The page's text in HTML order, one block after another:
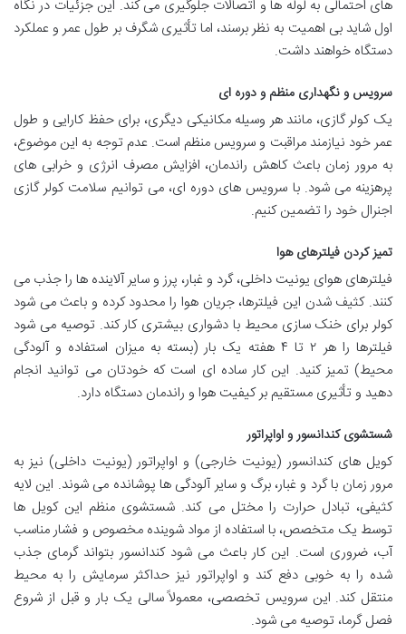
های احتمالی به لوله ها و اتصالات جلوگیری می کند. این جزئیات در نگاه
اول شاید بی اهمیت به نظر برسند، اما تأثیری شگرف بر طول عمر و عملکرد
دستگاه خواهند داشت.
سرویس و نگهداری منظم و دوره ای
یک کولر گازی، مانند هر وسیله مکانیکی دیگری، برای حفظ کارایی و طول
عمر خود نیازمند مراقبت و سرویس منظم است. عدم توجه به این موضوع،
به مرور زمان باعث کاهش راندمان، افزایش مصرف انرژی و خرابی های
پرهزینه می شود. با سرویس های دوره ای، می توانیم سلامت کولر گازی
اجنرال خود را تضمین کنیم.
تمیز کردن فیلترهای هوا
فیلترهای هوای یونیت داخلی، گرد و غبار، پرز و سایر آلاینده ها را جذب می
کنند. کثیف شدن این فیلترها، جریان هوا را محدود کرده و باعث می شود
کولر برای خنک سازی محیط با دشواری بیشتری کار کند. توصیه می شود
فیلترها را هر ۲ تا ۴ هفته یک بار (بسته به میزان استفاده و آلودگی
محیط) تمیز کنید. این کار ساده ای است که خودتان می توانید انجام
دهید و تأثیری مستقیم بر کیفیت هوا و راندمان دستگاه دارد.
شستشوی کندانسور و اواپراتور
کویل های کندانسور (یونیت خارجی) و اواپراتور (یونیت داخلی) نیز به
مرور زمان با گرد و غبار، برگ و سایر آلودگی ها پوشانده می شوند. این لایه
کثیفی، تبادل حرارت را مختل می کند. شستشوی منظم این کویل ها
توسط یک متخصص، با استفاده از مواد شوینده مخصوص و فشار مناسب
آب، ضروری است. این کار باعث می شود کندانسور بتواند گرمای جذب
شده را به خوبی دفع کند و اواپراتور نیز حداکثر سرمایش را به محیط
منتقل کند. این سرویس تخصصی، معمولاً سالی یک بار و قبل از شروع
فصل گرما، توصیه می شود.